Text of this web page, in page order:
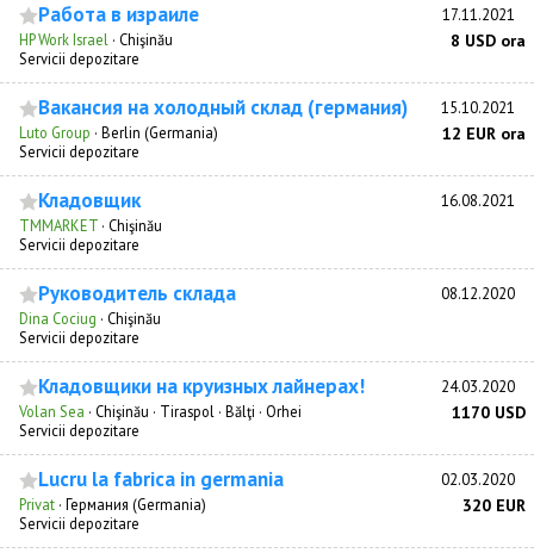
Работа в израиле 17.11.2021
HP Work Israel · Chişinău 8 USD ora
Servicii depozitare
Вакансия на холодный склад (германия) 15.10.2021
Luto Group · Berlin (Germania) 12 EUR ora
Servicii depozitare
Кладовщик 16.08.2021
TMMARKET · Chişinău
Servicii depozitare
Руководитель склада 08.12.2020
Dina Cociug · Chişinău
Servicii depozitare
Кладовщики на круизных лайнерах! 24.03.2020
Volan Sea · Chişinău · Tiraspol · Bălţi · Orhei 1170 USD
Servicii depozitare
Lucru la fabrica in germania 02.03.2020
Privat · Германия (Germania) 320 EUR
Servicii depozitare